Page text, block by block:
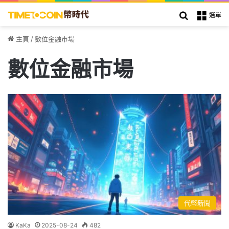
選單
搜索
主頁 /數位金融市場
數位金融市場
代幣新聞
KaKa 2025-08-24 482